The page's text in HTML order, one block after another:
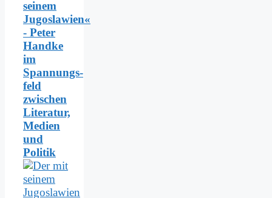
seinem
Jugoslawien«
- Peter
Handke
im
Spannungs­
feld
zwischen
Literatur,
Medien
und
Politik